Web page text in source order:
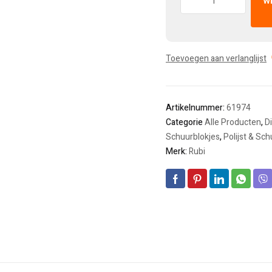
Toevoegen aan verlanglijst
Artikelnummer:61974
CategorieAlle Producten,
Schuurblokjes,Polijst &
Merk:Rubi